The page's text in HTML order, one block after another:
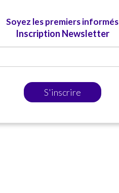
Soyez les premiers informés
Inscription Newsletter
S'inscrire